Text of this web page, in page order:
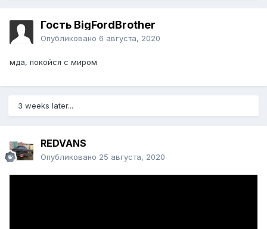
Гость BigFordBrother
Опубликовано 6 августа, 2020
мда, покойся с миром
3 weeks later...
REDVANS
Опубликовано 25 августа, 2020